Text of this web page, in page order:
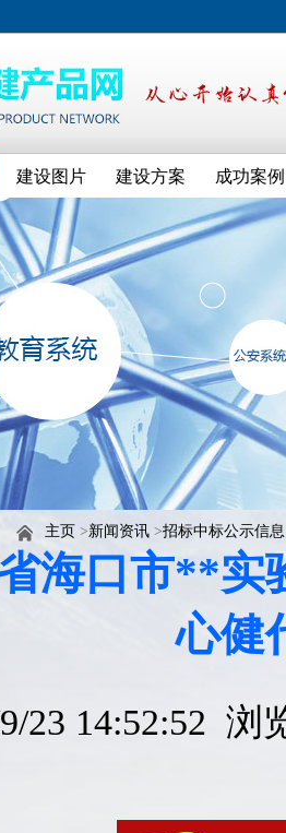
建设图片 建设方案 成功案例
主页 >新闻资讯 >招标中标公示信息
海口市**实
心健
23 14:52:52